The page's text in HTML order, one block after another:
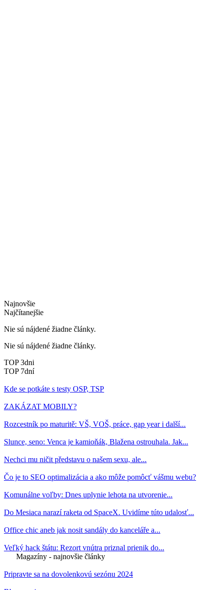
Najnovšie
Najčítanejšie
Nie sú nájdené žiadne články.
Nie sú nájdené žiadne články.
TOP 3dni
TOP 7dní
Kde se potkáte s testy OSP, TSP
ZAKÁZAT MOBILY?
Rozcestník po maturitě: VŠ, VOŠ, práce, gap year i další...
Slunce, seno: Venca je kamioňák, Blažena ostrouhala. Jak...
Nechci mu ničit představu o našem sexu, ale...
Čo je to SEO optimalizácia a ako môže pomôcť vášmu webu?
Komunálne voľby: Dnes uplynie lehota na utvorenie...
Do Mesiaca narazí raketa od SpaceX. Uvidíme túto udalosť...
Office chic aneb jak nosit sandály do kanceláře a...
Veľký hack štátu: Rezort vnútra priznal prienik do...
Magazíny - najnovšie články
Pripravte sa na dovolenkovú sezónu 2024